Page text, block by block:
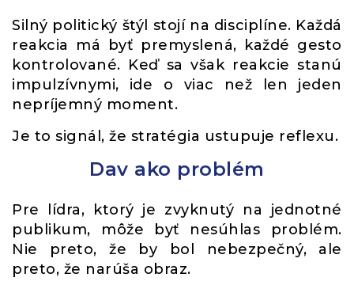
Silný politický štýl stojí na disciplíne. Každá
reakcia má byť premyslená, každé gesto
kontrolované. Keď sa však reakcie stanú
impulzívnymi, ide o viac než len jeden
nepríjemný moment.
Je to signál, že stratégia ustupuje reflexu.
Dav ako problém
Pre lídra, ktorý je zvyknutý na jednotné
publikum, môže byť nesúhlas problém.
Nie preto, že by bol nebezpečný, ale
preto, že narúša obraz.